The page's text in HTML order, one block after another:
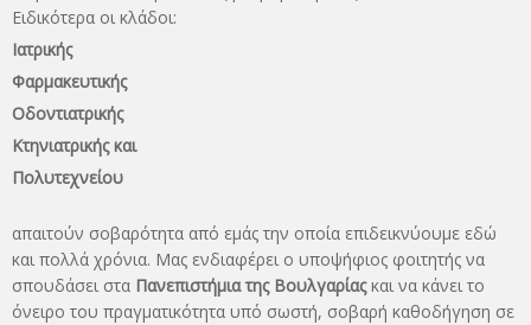
Ειδικότερα οι κλάδοι:
Ιατρικής
Φαρμακευτικής
Οδοντιατρικής
Κτηνιατρικής και
Πολυτεχνείου
απαιτούν σοβαρότητα από εμάς την οποία επιδεικνύουμε εδώ
και πολλά χρόνια. Μας ενδιαφέρει ο υποψήφιος φοιτητής να
σπουδάσει στα Πανεπιστήμια της Βουλγαρίαςκαι να κάνει το
όνειρo του πραγματικότητα υπό σωστή, σοβαρή καθοδήγηση σε